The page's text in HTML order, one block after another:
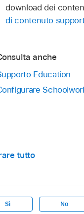
download dei
di contenuto
anche
Education
tutto
Sì No